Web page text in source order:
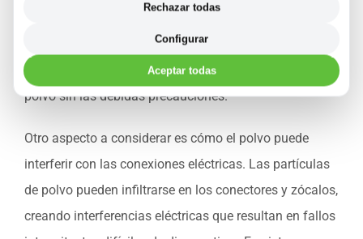
años puede comenzar a fallar en cuestión de meses si
está expuesto constantemente a un entorno lleno de
polvo sin las debidas precauciones.
Otro aspecto a considerar es cómo el polvo puede
interferir con las conexiones eléctricas. Las partículas
de polvo pueden infiltrarse en los conectores y zócalos,
creando interferencias eléctricas que resultan en fallos
Rechazar todas
Configurar
Aceptar todas